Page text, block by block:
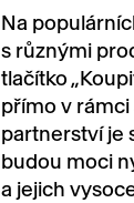
Na
s různými
tlačítko
přímo v rámci
partnerství je
budou moci
a jejich